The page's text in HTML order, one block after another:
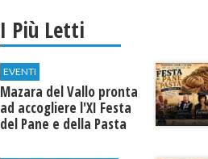
I Più Letti
EVENTI
Mazara del Vallo pronta
ad accogliere l'XI Festa
del Pane e della Pasta